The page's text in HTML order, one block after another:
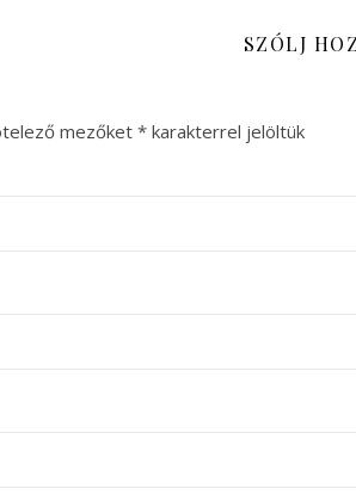
SZÓLJ
mezőket * karakterrel jelöltük